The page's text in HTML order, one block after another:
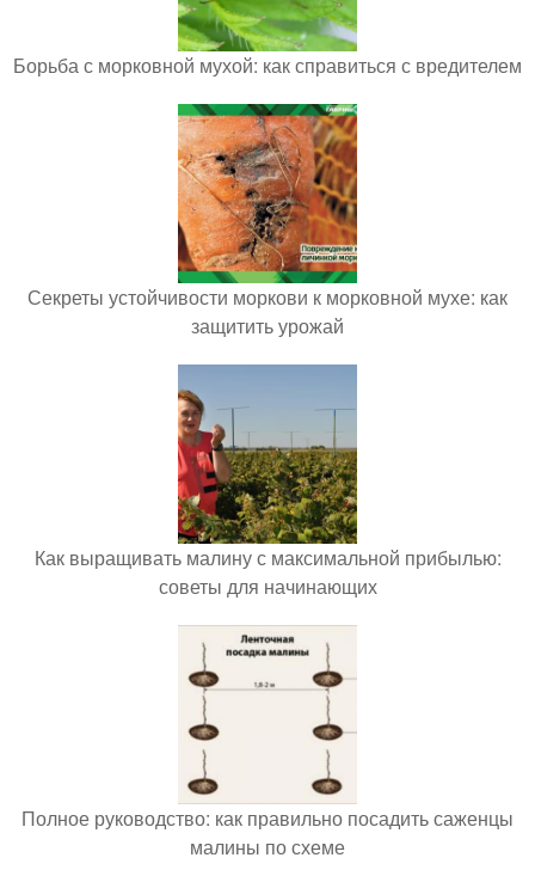
Борьба с морковной мухой: как справиться с вредителем
Секреты устойчивости моркови к морковной мухе: как
защитить урожай
Как выращивать малину с максимальной прибылью:
советы для начинающих
Полное руководство: как правильно посадить саженцы
малины по схеме